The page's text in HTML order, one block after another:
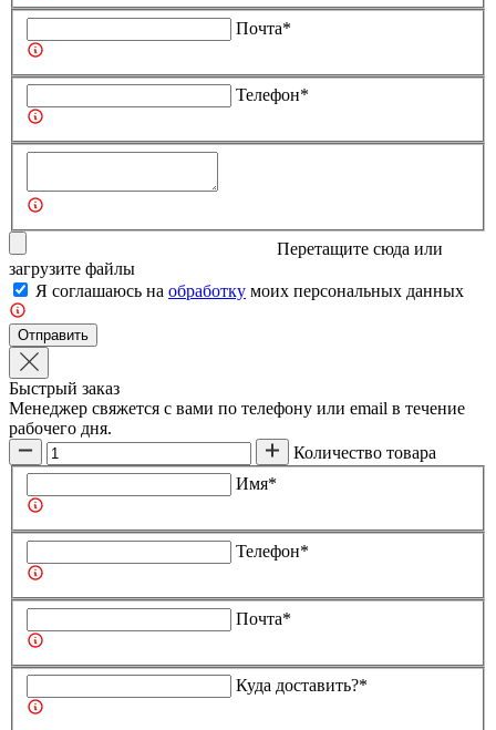
Почта*
Телефон*
Перетащите сюда или
загрузите файлы
Я соглашаюсь на обработку моих персональных данных
Отправить
Быстрый заказ
Менеджер свяжется с вами по телефону или email в течение
рабочего дня.
Количество товара
Имя*
Телефон*
Почта*
Куда доставить?*